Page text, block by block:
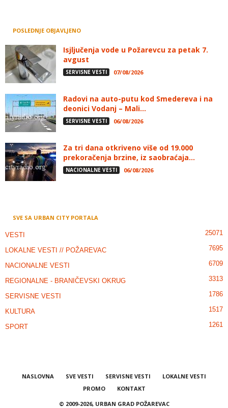
POSLEDNJE OBJAVLJENO
Isjljučenja vode u Požarevcu za petak 7.
avgust
SERVISNE VESTI 07/08/2026
Radovi na auto-putu kod Smedereva i na
deonici Vodanj – Mali...
SERVISNE VESTI 06/08/2026
Za tri dana otkriveno više od 19.000
prekoračenja brzine, iz saobraćaja...
NACIONALNE VESTI 06/08/2026
SVE SA URBAN CITY PORTALA
VESTI 25071
LOKALNE VESTI // POŽAREVAC 7695
NACIONALNE VESTI 6709
REGIONALNE - BRANIČEVSKI OKRUG 3313
SERVISNE VESTI 1786
KULTURA 1517
SPORT 1261
NASLOVNA SVE VESTI SERVISNE VESTI
LOKALNE VESTI
PROMO
KONTAKT
© 2009-2026, URBAN GRAD POŽAREVAC